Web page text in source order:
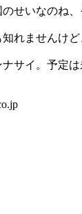
せいなのね、
れませんけ
サイ。予定は